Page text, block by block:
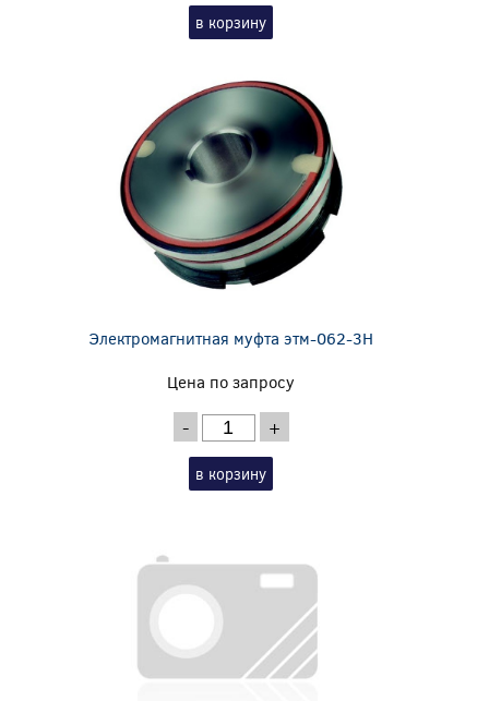
в корзину
Электромагнитная муфта этм-062-3Н
Цена по запросу
- +
в корзину